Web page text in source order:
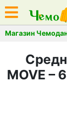
Магазин
MOVE –